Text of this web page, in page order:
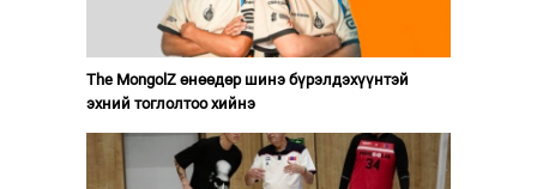
The MongolZ өнөөдөр шинэ бүрэлдэхүүнтэй
эхний тоглолтоо хийнэ